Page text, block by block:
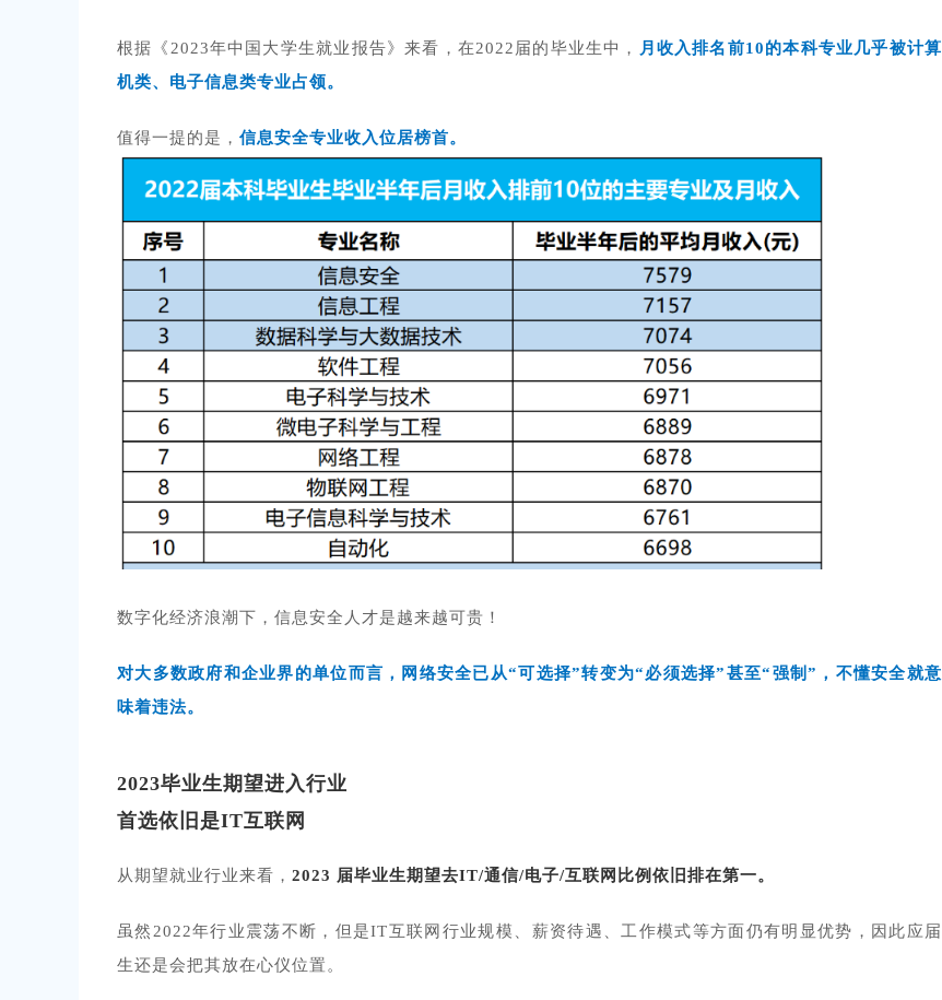
根据《2023年中国大学生就业报告》来看，在2022届的毕业生中，
月收入排名前10的本科专业几乎被计算
机类、电子信息类专业占领。
值得一提的是， 信息安全专业收入位居榜首。
数字化经济浪潮下，信息安全人才是越来越可贵！
对大多数政府和企业界的单位而言，网络安全已从“可选择”转变为“必须选择”甚至“强制”，不懂安全就意
味着违法。
2023毕业生期望进入行业
首选依旧是IT互联网
从期望就业行业来看， 2023 届毕业生期望去IT/通信/电子/互联网比例依旧排在第一。
虽然2022年行业震荡不断，但是IT互联网行业规模、薪资待遇、工作模式等方面仍有明显优势，因此应届
生还是会把其放在心仪位置。